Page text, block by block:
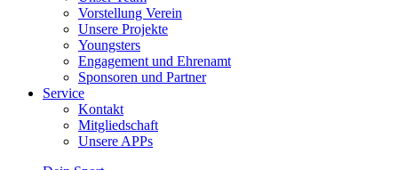
Vorstellung Verein
Unsere Projekte
Youngsters
Engagement und Ehrenamt
Sponsoren und Partner
Service
Kontakt
Mitgliedschaft
Unsere APPs